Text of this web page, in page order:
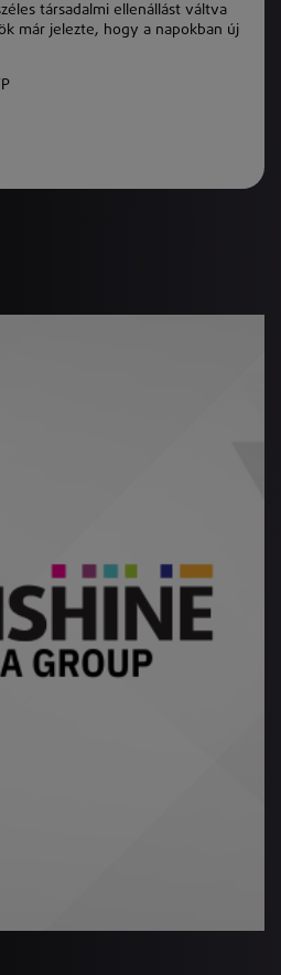
társadalmi ellenállást váltva
már jelezte, hogy a napokban új